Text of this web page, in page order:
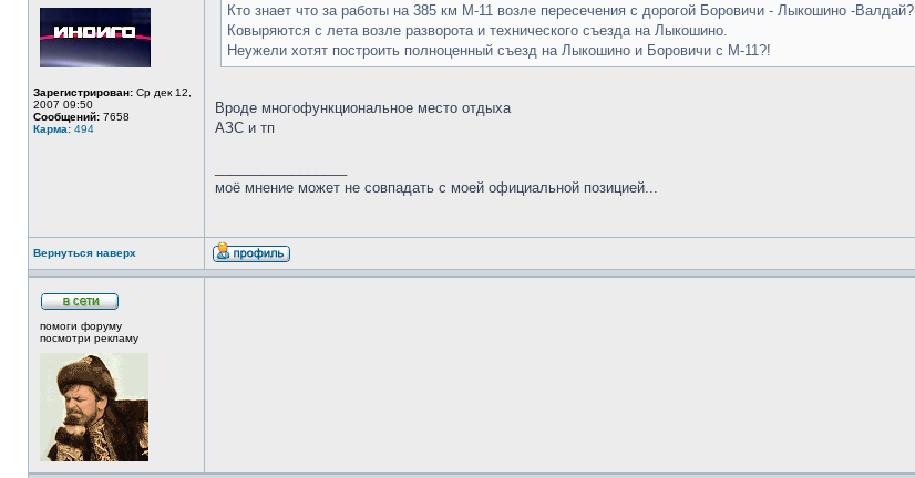
Зарегистрирован: Ср дек 12,
2007 09:50
Сообщений: 7658
Карма: 494
Кто знает что за работы на 385 км М-11 возле пересечения с дорогой Боровичи - Лыкошино -Валдай?
Ковыряются с лета возле разворота и технического съезда на Лыкошино.
Неужели хотят построить полноценный съезд на Лыкошино и Боровичи с М-11?!
Вроде многофункциональное место отдыха
АЗС и тп
моё мнение может не совпадать с моей официальной позицией...
Вернуться наверх
помоги форуму
посмотри рекламу